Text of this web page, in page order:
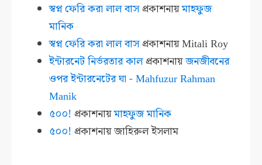
স্বপ্ন ফেরি করা লাল বাসপ্রকাশনায়মাহফুজ
মানিক
স্বপ্ন ফেরি করা লাল বাসপ্রকাশনায়Mitali Roy
ইন্টারনেট নির্ভরতার কালপ্রকাশনায়জনজীবনের
ওপর ইন্টারনেটের ঘা - Mahfuzur Rahman
Manik
৫০০! প্রকাশনায়মাহফুজ মানিক
৫০০! প্রকাশনায়জাহিরুল ইসলাম